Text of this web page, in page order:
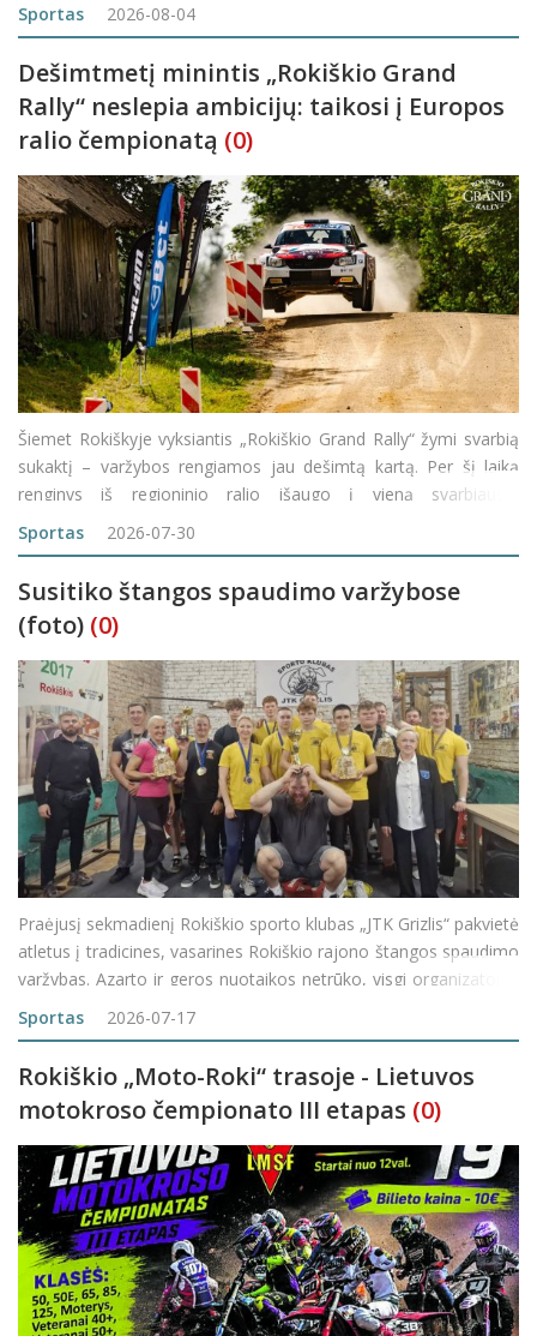
rezultatų vertinimų paai
Sportas 2026-08-04
Dešimtmetį minintis „Rokiškio Grand
Rally“ neslepia ambicijų: taikosi į Europos
ralio čempionatą (0)
Šiemet Rokiškyje vyksiantis „Rokiškio Grand Rally“ žymi svarbią
sukaktį – varžybos rengiamos jau dešimtą kartą. Per šį laiką
renginys iš regioninio ralio išaugo į vieną svarbiausių
Sportas 2026-07-30
Susitiko štangos spaudimo varžybose
(foto) (0)
Praėjusį sekmadienį Rokiškio sporto klubas „JTK Grizlis“ pakvietė
atletus į tradicines, vasarines Rokiškio rajono štangos spaudimo
varžybas. Azarto ir geros nuotaikos netrūko, visgi organizatoriai
rajone, k
Sportas 2026-07-17
Rokiškio „Moto-Roki“ trasoje - Lietuvos
motokroso čempionato III etapas (0)